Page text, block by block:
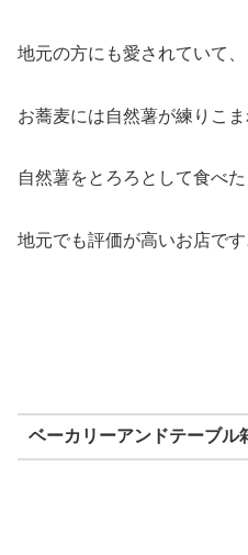
地元の方にも愛されていて、
お蕎麦には自然薯が練りこま
自然薯をとろろとして食べた
地元でも評価が高いお店です
ベーカリーアンドテーブル